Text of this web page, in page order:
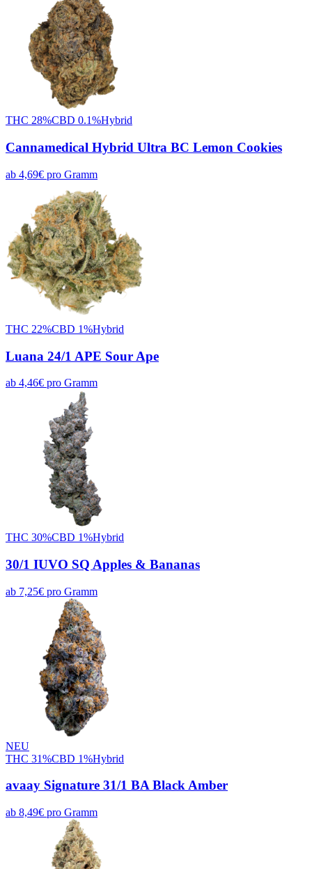
THC 28%CBD 0.1%Hybrid
Cannamedical Hybrid Ultra BC Lemon Cookies
ab 4,69€ pro Gramm
THC 22%CBD 1%Hybrid
Luana 24/1 APE Sour Ape
ab 4,46€ pro Gramm
THC 30%CBD 1%Hybrid
30/1 IUVO SQ Apples & Bananas
ab 7,25€ pro Gramm
NEU
THC 31%CBD 1%Hybrid
avaay Signature 31/1 BA Black Amber
ab 8,49€ pro Gramm